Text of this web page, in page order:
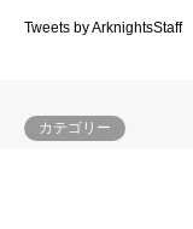
Tweets by ArknightsStaff
カテゴリー